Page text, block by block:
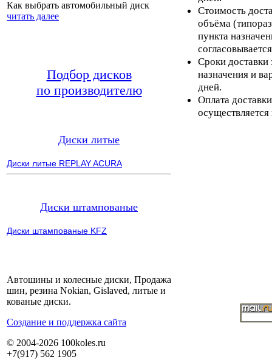
Как выбрать автомобильный диск
читать далее
Подбор дисков
по производителю
Диски литые
Диски литые REPLAY ACURA
Диски штампованые
Диски штампованые KFZ
Стоимость
объёма
пункта
Сроки доставки
назначения и
дней.
Оплата
Автошины и колесные диски, Продажа
шин, резина Nokian, Gislaved, литые и
кованые диски.
Cоздание и поддержка сайта
© 2004-2026 100koles.ru
+7(917) 562 1905